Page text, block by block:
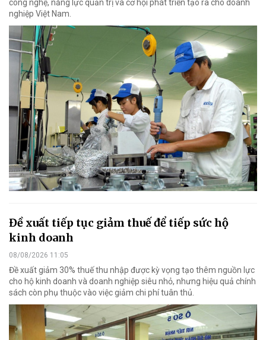
công nghệ, năng lực quản trị và cơ hội phát triển tạo ra cho doanh
nghiệp Việt Nam.
Đề xuất tiếp tục giảm thuế để tiếp sức hộ
kinh doanh
08/08/2026 11:05
Đề xuất giảm 30% thuế thu nhập được kỳ vọng tạo thêm nguồn lực
cho hộ kinh doanh và doanh nghiệp siêu nhỏ, nhưng hiệu quả chính
sách còn phụ thuộc vào việc giảm chi phí tuân thủ.